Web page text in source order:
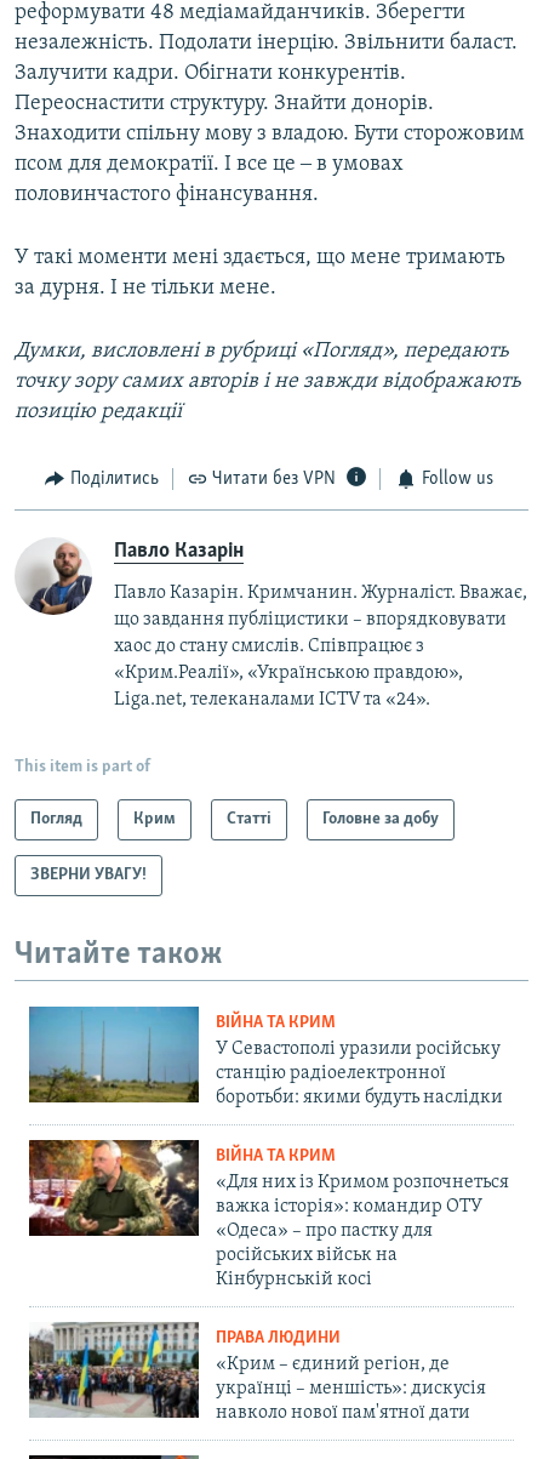
реформувати 48 медіамайданчиків. Зберегти
незалежність. Подолати інерцію. Звільнити баласт.
Залучити кадри. Обігнати конкурентів.
Переоснастити структуру. Знайти донорів.
Знаходити спільну мову з владою. Бути сторожовим
псом для демократії. І все це ‒ в умовах
половинчастого фінансування.
У такі моменти мені здається, що мене тримають
за дурня. І не тільки мене.
Думки, висловлені в рубриці «Погляд», передають
точку зору самих авторів і не завжди відображають
позицію редакції
Поділитись Читати без VPN Follow us
Павло Казарін
Павло Казарін. Кримчанин. Журналіст. Вважає,
що завдання публіцистики – впорядковувати
хаос до стану смислів. Співпрацює з
«Крим.Реалії», «Українською правдою»,
Liga.net, телеканалами ICTV та «24».
This item is part of
Погляд Крим Статті Головне за добу
ЗВЕРНИ УВАГУ!
Читайте також
ВІЙНА ТА КРИМ
У Севастополі уразили російську
станцію радіоелектронної
боротьби: якими будуть наслідки
ВІЙНА ТА КРИМ
«Для них із Кримом розпочнеться
важка історія»: командир ОТУ
«Одеса» – про пастку для
російських військ на
Кінбурнській косі
ПРАВА ЛЮДИНИ
«Крим – єдиний регіон, де
українці – меншість»: дискусія
навколо нової пам'ятної дати